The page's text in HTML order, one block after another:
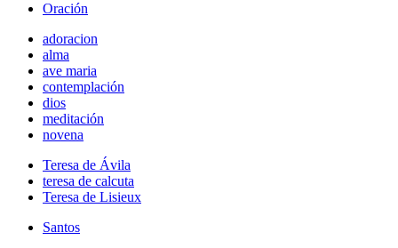
Oración
adoracion
alma
ave maria
contemplación
dios
meditación
novena
Teresa de Ávila
teresa de calcuta
Teresa de Lisieux
Santos